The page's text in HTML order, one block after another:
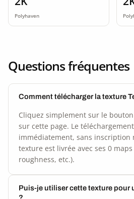
Polyhaven
Questions fréquentes
Comment télécharger la texture
Cliquez simplement sur le bouton
sur cette page. Le
immédiatement, sans inscription
texture est livrée avec ses 0
roughness, etc.).
Puis-je utiliser cette texture pour
?